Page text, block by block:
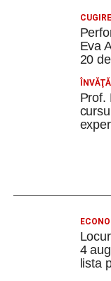
Eva
20
Prof.
4
lista